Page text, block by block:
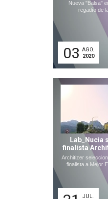
Nueva "Balsa"
regadío de
03 AGO.
2020
Lab_Nucia
finalista
Architizer
finalista a Mejor
JUL.